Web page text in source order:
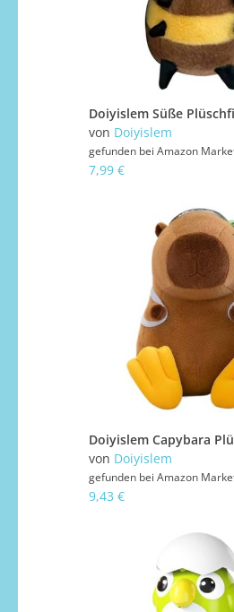
von Doiyislem
gefunden bei Amazon
7,99 €
von Doiyislem
gefunden bei Amazon
9,43 €